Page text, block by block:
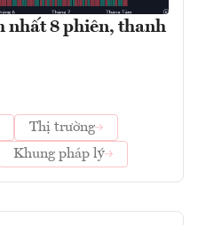
nhất 8 phiên, thanh
Thị trường
Khung pháp lý